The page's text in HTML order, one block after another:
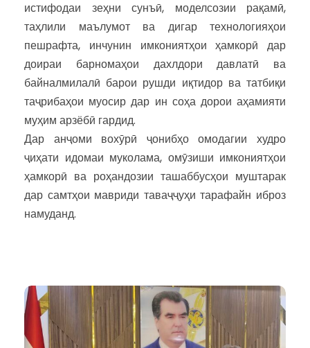
истифодаи зеҳни сунъӣ, моделсозии рақамӣ,
таҳлили маълумот ва дигар технологияҳои
пешрафта, инчунин имкониятҳои ҳамкорӣ дар
доираи барномаҳои дахлдори давлатӣ ва
байналмилалӣ барои рушди иқтидор ва татбиқи
таҷрибаҳои муосир дар ин соҳа дорои аҳамияти
муҳим арзёбӣ гардид.
Дар анҷоми вохӯрӣ ҷонибҳо омодагии худро
ҷиҳати идомаи муколама, омӯзиши имкониятҳои
ҳамкорӣ ва роҳандозии ташаббусҳои муштарак
дар самтҳои мавриди таваҷҷуҳи тарафайн иброз
намуданд.